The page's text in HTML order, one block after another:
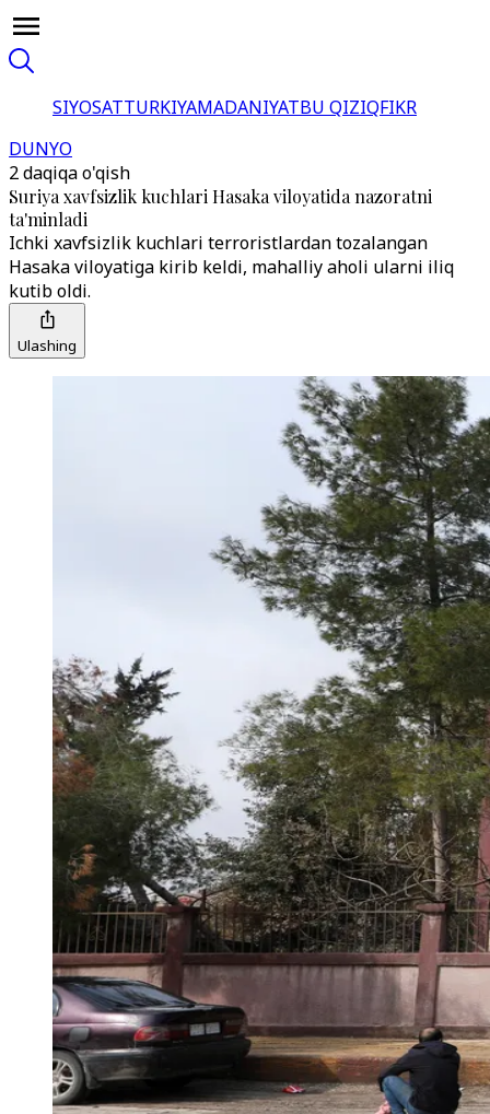
SIYOSATTURKIYAMADANIYATBU QIZIQFIKR
DUNYO
2 daqiqa o'qish
Suriya xavfsizlik kuchlari Hasaka viloyatida nazoratni
ta'minladi
Ichki xavfsizlik kuchlari terroristlardan tozalangan
Hasaka viloyatiga kirib keldi, mahalliy aholi ularni iliq
kutib oldi.
Ulashing